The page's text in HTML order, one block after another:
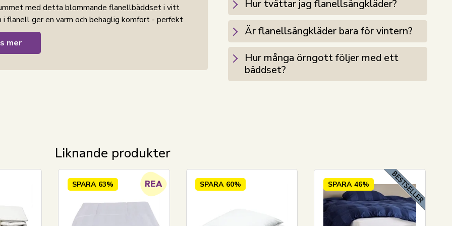
med detta blommande flanellbäddset i vitt
flanell ger en varm och behaglig komfort - perfekt
i flanell med en tät 200TC vävning. Sängkläder i
bäddset som både känns varmt och ser
vilket ger en snygg och praktisk avslutning.
TEX, vilket är din garanti för att produkten
mer
Hur tvättar jag flanellsängkläder?
Är flanellsängkläder bara för vintern?
Hur många örngott följer med ett
bäddset?
Liknande produkter
SPARA 63% SPARA 60% SPARA 46%